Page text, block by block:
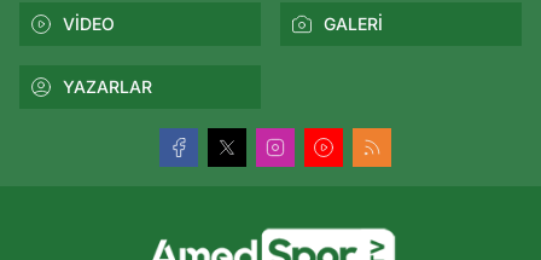
VİDEO GALERİ
YAZARLAR